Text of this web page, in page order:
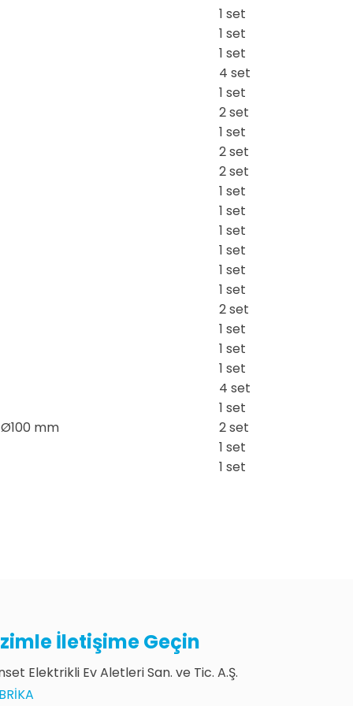
1 set
1 set
1 set
4 set
1 set
2 set
1 set
2 set
2 set
1 set
1 set
1 set
1 set
1 set
1 set
2 set
1 set
1 set
1 set
4 set
1 set
Ø100 mm
2 set
1 set
1 set
İletişime Geçin
Elektrikli Ev Aletleri San. ve Tic. A.Ş.